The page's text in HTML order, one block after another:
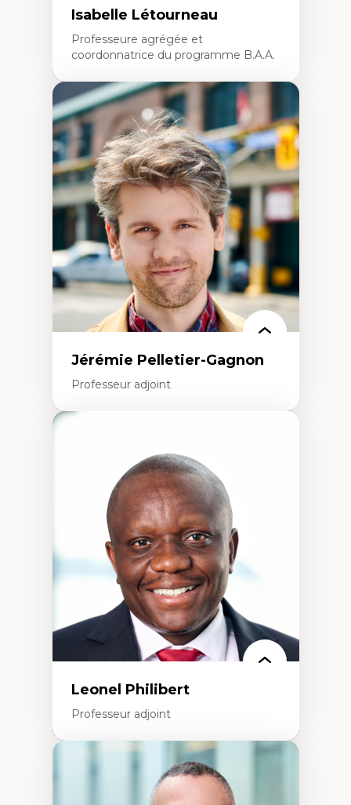
Isabelle Létourneau
Professeure agrégée et
coordonnatrice du programme B.A.A.
Expertises
Conciliation travail-vie personnelle
Gestion des ressources humaines
(attraction et fidélisation de la main-
d’œuvre)
Responsabilité sociale des organisations
Interventions organisationnelles
Comportement organisationnel
(mobilisation au travail)
Recherche qualitative
Éthique des affaires
Jérémie Pelletier-Gagnon
Professeur adjoint
Études du jeu vidéo
Fouille de textes
Études postcoloniales
Études critiques des médias
Analyse de données
Études japonaises
Mondialisation
Traduction et localisation
Intelligence artificielle et communication
humain-machine
Leonel Philibert
Professeur adjoint
Santé mondiale
Femme en contexte de pauvreté